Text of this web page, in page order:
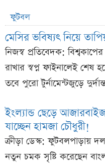
ফুটবল
মেসির ভবিষ্যৎ নিয়ে
নিজস্ব প্রতিবেদক:
রাখার স্বপ্ন ফাইনালেই শেষ
তবে পুরো টুর্নামেন্টজুড়ে
ইংল্যান্ড ছেড়ে
যাচ্ছেন হামজা চৌধুরী!
ক্রীড়া ডেস্ক: ফুটবলপাড়ায়
নতুন চমক সৃষ্টি করেছেন